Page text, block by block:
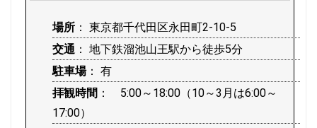
場所 ： 東京都千代田区永田町2-10-5
交通 ： 地下鉄溜池山王駅から徒歩5分
駐車場： 有
拝観時間 ： 5:00～18:00（10～3月は6:00～
17:00）